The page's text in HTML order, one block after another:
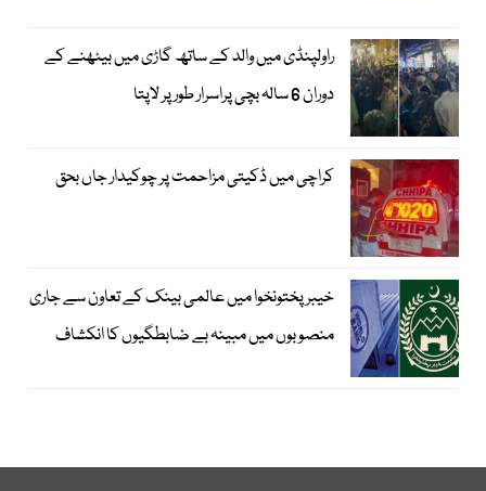
راولپنڈی میں والد کے ساتھ گاڑی میں بیٹھنے کے
دوران 6 سالہ بچی پراسرار طور پر لاپتا
کراچی میں ڈکیتی مزاحمت پر چوکیدار جاں بحق
خیبرپختونخوا میں عالمی بینک کے تعاون سے جاری
منصوبوں میں مبینہ بے ضابطگیوں کا انکشاف